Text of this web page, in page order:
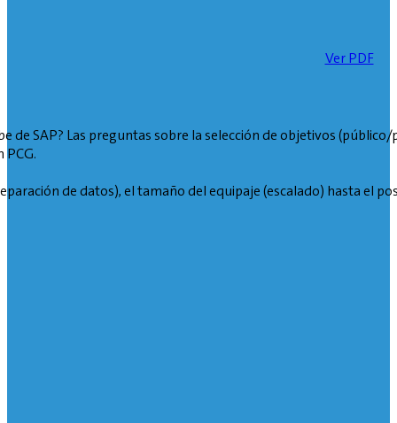
Ver PDF
de SAP? Las preguntas sobre la selección de objetivos
de datos), el tamaño del equipaje (escalado) hasta el